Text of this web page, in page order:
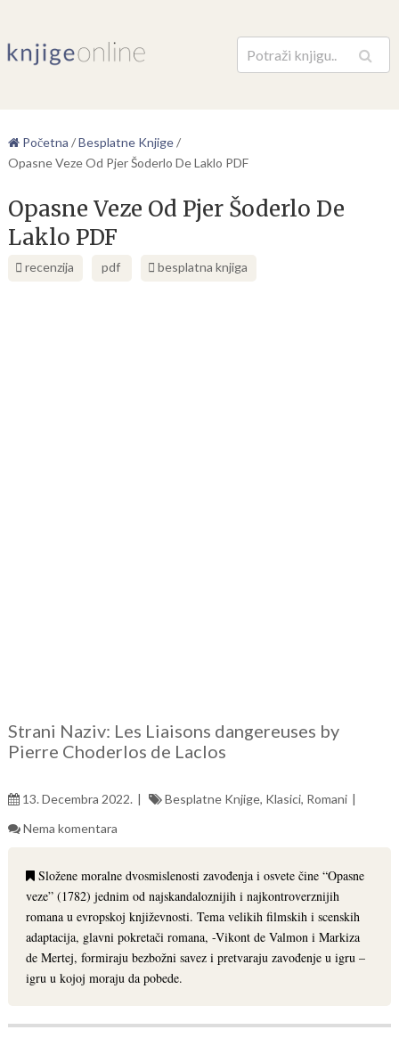
Pretraga
Početna /Besplatne Knjige/
Opasne Veze Od Pjer Šoderlo De Laklo PDF
Opasne Veze Od Pjer Šoderlo De
Laklo PDF
recenzija pdf besplatna knjiga
Strani Naziv: Les Liaisons dangereuses by
Pierre Choderlos de Laclos
13. Decembra 2022. Besplatne Knjige, Klasici, Romani
Nema komentara
Složene moralne dvosmislenosti zavođenja i osvete čine “Opasne
veze” (1782) jednim od najskandaloznijih i najkontroverznijih
romana u evropskoj književnosti. Tema velikih filmskih i scenskih
adaptacija, glavni pokretači romana, -Vikont de Valmon i Markiza
de Mertej, formiraju bezbožni savez i pretvaraju zavođenje u igru –
igru u kojoj moraju da pobede.